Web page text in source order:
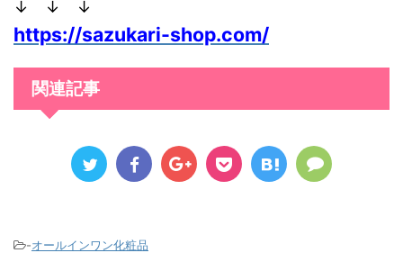
↓ ↓ ↓
https://sazukari-shop.com/
関連記事
-オールインワン化粧品